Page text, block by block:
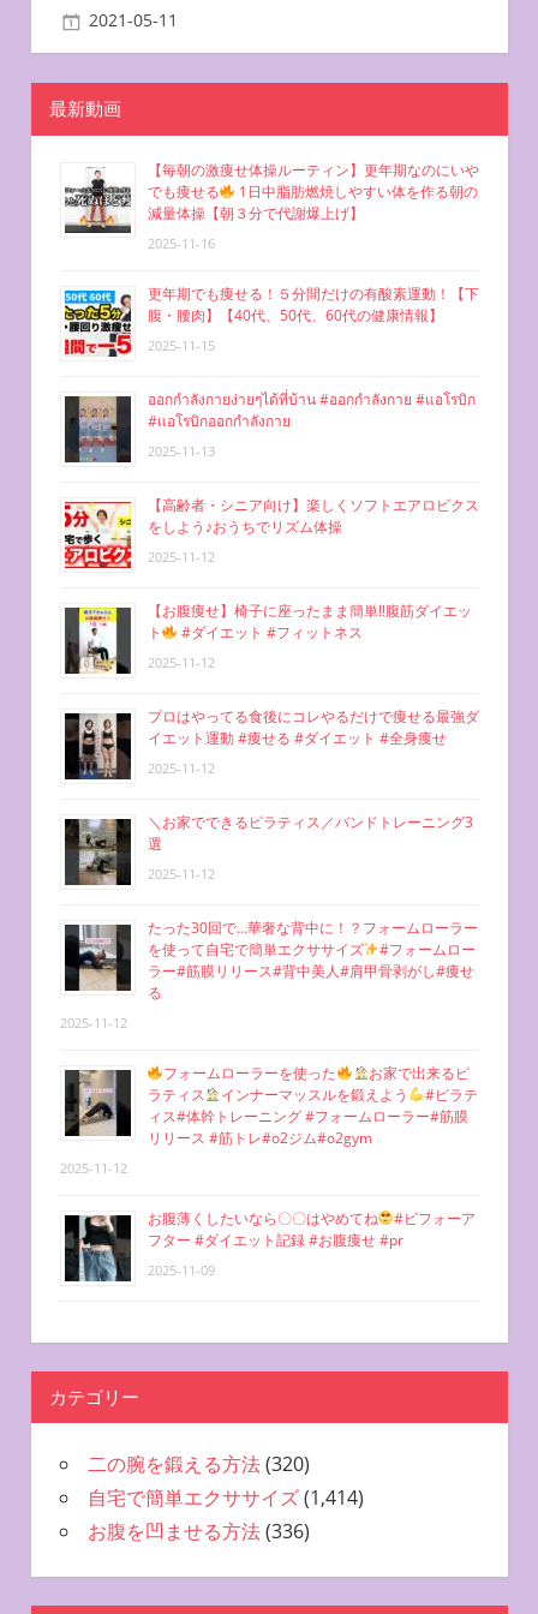
ー
シ
ョ
ン
2021-05-11
最新動画
【毎朝の激痩せ体操ルーティン】更年期なのにいや
でも痩せる
1日中脂肪燃焼しやすい体を作る朝の
減量体操【朝３分で代謝爆上げ】
2025-11-16
更年期でも痩せる！５分間だけの有酸素運動！【下
腹・腰肉】【40代、50代、60代の健康情報】
2025-11-15
ออกกำลังกายง่ายๆได้ที่บ้าน #ออกกำลังกาย #แอโรบิก
#แอโรบิกออกกำลังกาย
2025-11-13
【高齢者・シニア向け】楽しくソフトエアロビクス
をしよう♪おうちでリズム体操
2025-11-12
【お腹痩せ】椅子に座ったまま簡単‼︎腹筋ダイエッ
ト
#ダイエット #フィットネス
2025-11-12
プロはやってる食後にコレやるだけで痩せる最強ダ
イエット運動 #痩せる #ダイエット #全身痩せ
2025-11-12
＼お家でできるピラティス／バンドトレーニング3
選
2025-11-12
たった30回で…華奢な背中に！？フォームローラー
を使って自宅で簡単エクササイズ
#フォームロー
ラー#筋膜リリース#背中美人#肩甲骨剥がし#痩せ
る
2025-11-12
フォームローラーを使った
お家で出来るピ
ラティス
インナーマッスルを鍛えよう
#ピラテ
ィス#体幹トレーニング #フォームローラー#筋膜
リリース #筋トレ#o2ジム#o2gym
2025-11-12
お腹薄くしたいなら〇〇はやめてね
#ビフォーア
フター #ダイエット記録 #お腹痩せ #pr
2025-11-09
カテゴリー
二の腕を鍛える方法(320)
自宅で簡単エクササイズ(1,414)
お腹を凹ませる方法(336)